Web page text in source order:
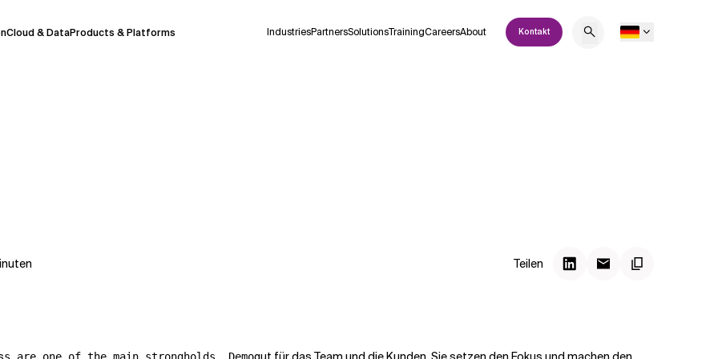
Cloud & DataProducts & Platforms IndustriesPartnersSolutionsTrainingCareersAbout Kontakt
Teilen